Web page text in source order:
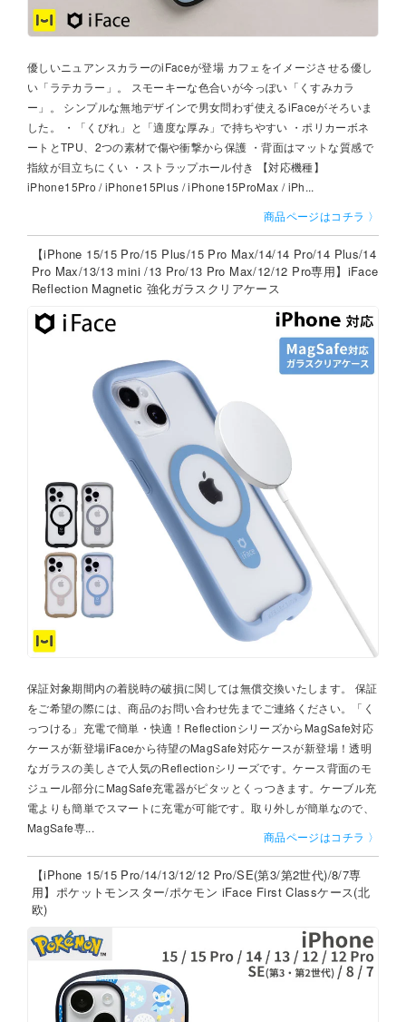
優しいニュアンスカラーのiFaceが登場 カフェをイメージさせる優し
い「ラテカラー」。 スモーキーな色合いが今っぽい「くすみカラ
ー」。 シンプルな無地デザインで男女問わず使えるiFaceがそろいま
した。 ・「くびれ」と「適度な厚み」で持ちやすい ・ポリカーボネ
ートとTPU、2つの素材で傷や衝撃から保護 ・背面はマットな質感で
指紋が目立ちにくい ・ストラップホール付き 【対応機種】
iPhone15Pro / iPhone15Plus / iPhone15ProMax / iPh...
商品ページはコチラ 〉
【iPhone 15/15 Pro/15 Plus/15 Pro Max/14/14 Pro/14 Plus/14
Pro Max/13/13 mini /13 Pro/13 Pro Max/12/12 Pro専用】iFace
Reflection Magnetic 強化ガラスクリアケース
保証対象期間内の着脱時の破損に関しては無償交換いたします。 保証
をご希望の際には、商品のお問い合わせ先までご連絡ください。「く
っつける」充電で簡単・快適！ReflectionシリーズからMagSafe対応
ケースが新登場iFaceから待望のMagSafe対応ケースが新登場！透明
なガラスの美しさで人気のReflectionシリーズです。ケース背面のモ
ジュール部分にMagSafe充電器がピタッとくっつきます。ケーブル充
電よりも簡単でスマートに充電が可能です。取り外しが簡単なので、
MagSafe専...
商品ページはコチラ 〉
【iPhone 15/15 Pro/14/13/12/12 Pro/SE(第3/第2世代)/8/7専
用】ポケットモンスター/ポケモン iFace First Classケース(北
欧)